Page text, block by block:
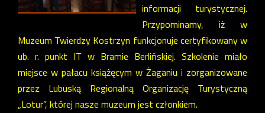
informacji turystycznej.
Przypominamy, iż w
Muzeum Twierdzy Kostrzyn funkcjonuje certyfikowany w
ub. r. punkt IT w Bramie Berlińskiej. Szkolenie miało
miejsce w pałacu książęcym w Żaganiu i zorganizowane
przez Lubuską Regionalną Organizację Turystyczną
„Lotur”, której nasze muzeum jest członkiem.